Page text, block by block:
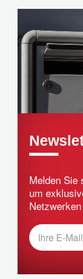
Melden Sie
um